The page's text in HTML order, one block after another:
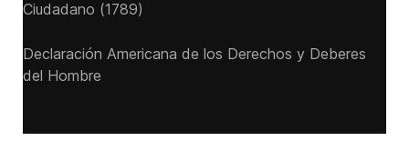
Ciudadano (1789)
Declaración Americana de los Derechos y Deberes
del Hombre